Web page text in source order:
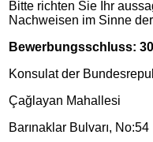
Bitte richten Sie Ihr
Nachweisen im Sinne
Bewerbungsschluss:
Konsulat der
Çağlayan Mahallesi
Barınaklar Bulvarı, No:54